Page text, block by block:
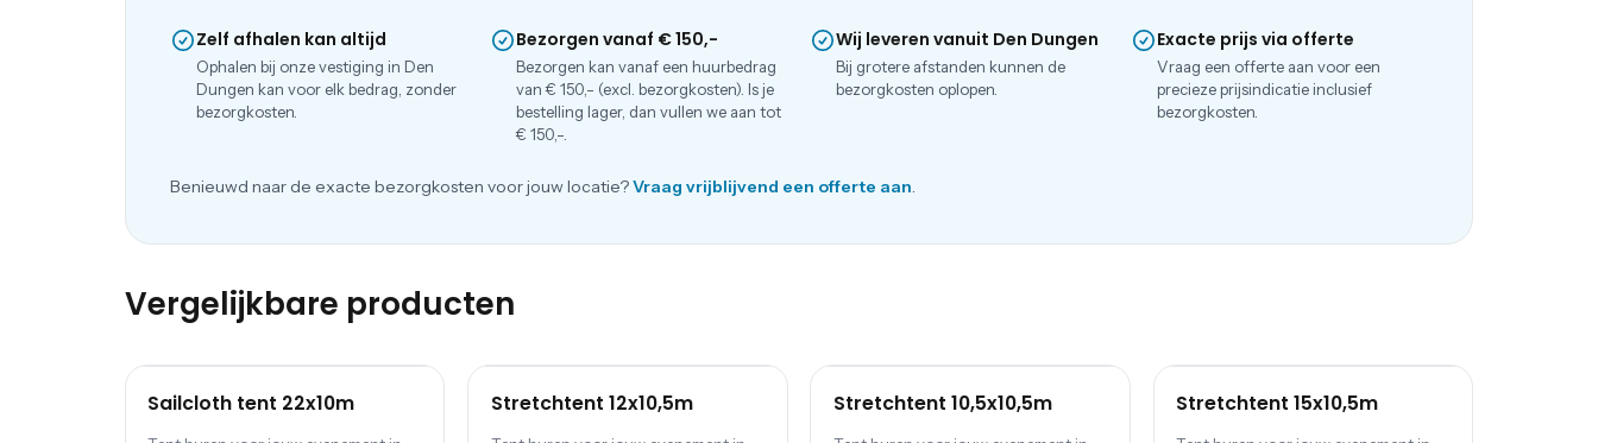
Zelf afhalen kan altijd
Ophalen bij onze vestiging in Den
Dungen kan voor elk bedrag, zonder
bezorgkosten.
Bezorgen vanaf € 150,-
Bezorgen kan vanaf een huurbedrag
van € 150,- (excl. bezorgkosten). Is je
bestelling lager, dan vullen we aan tot
€ 150,-.
Wij leveren vanuit Den Dungen
Bij grotere afstanden kunnen de
bezorgkosten oplopen.
Exacte prijs via offerte
Vraag een offerte aan voor een
precieze prijsindicatie inclusief
bezorgkosten.
Benieuwd naar de exacte bezorgkosten voor jouw locatie?Vraag vrijblijvend een offerte aan
Vergelijkbare producten
Sailcloth tent 22x10m Stretchtent 12x10,5m Stretchtent 10,5x10,5m Stretchtent 15x10,5m